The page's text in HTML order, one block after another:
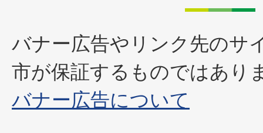
バナー広告やリンク先のサ
市が保証するものではあり
バナー広告について